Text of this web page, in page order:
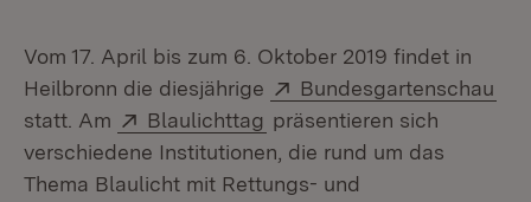
Vom 17. April bis zum 6. Oktober 2019 findet in
Heilbronn die diesjährige
Extern:
Bundesgartenschau
statt. Am
Extern:
Blaulichttag (Öffnet in neuem Fenster)
präsentieren sich
verschiedene Institutionen, die rund um das
Thema Blaulicht mit Rettungs- und